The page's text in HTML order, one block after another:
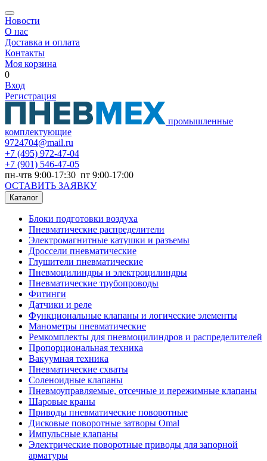
Новости
О нас
Доставка и оплата
Контакты
Моя корзина
0
Вход
Регистрация
промышленные
комплектующие
9724704@mail.ru
+7 (495) 972-47-04
+7 (901) 546-47-05
пн-чтв 9:00-17:30 пт 9:00-17:00
ОСТАВИТЬ ЗАЯВКУ
Каталог
Блоки подготовки воздуха
Пневматические распределители
Электромагнитные катушки и разъемы
Дроссели пневматические
Глушители пневматические
Пневмоцилиндры и электроцилиндры
Пневматические трубопроводы
Фитинги
Датчики и реле
Функциональные клапаны и логические элементы
Манометры пневматические
Ремкомплекты для пневмоцилиндров и распределителей
Пропорциональная техника
Вакуумная техника
Пневматические схваты
Соленоидные клапаны
Пневмоуправляемые, отсечные и пережимные клапаны
Шаровые краны
Приводы пневматические поворотные
Дисковые поворотные затворы Omal
Импульсные клапаны
Электрические поворотные приводы для запорной
арматуры